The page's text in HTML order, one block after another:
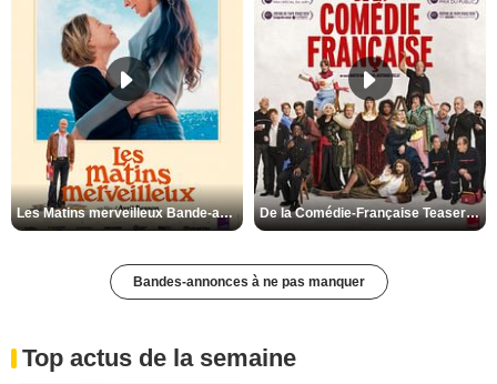
Les Matins merveilleux Bande-annonce VF De la Comédie-Française Teaser VF
Bandes-annonces à ne pas manquer
Top actus de la semaine